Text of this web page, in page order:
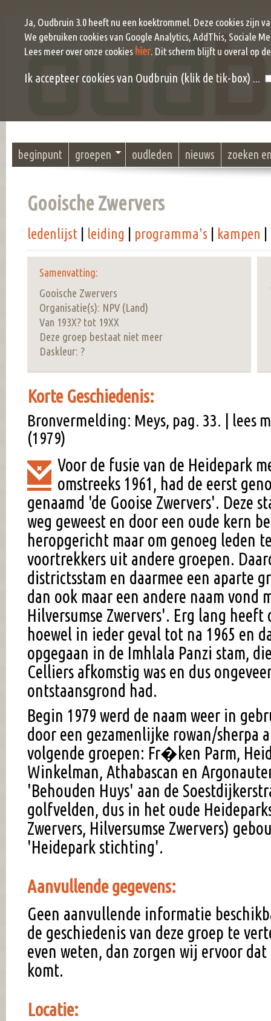
beginpunt groepen oudleden nieuws zoeken
Gooische Zwervers
ledenlijst leiding programma's kampen
Samenvatting:
Gooische Zwervers
Organisatie(s): NPV (Land)
Van 193X? tot 19XX
Deze groep bestaat niet meer
Daskleur: ?
Korte Geschiedenis:
Bronvermelding: Meys, pag. 33. | lees
(1979)
Voor de fusie van de Heidepark
omstreeks 1961, had de eerst
genaamd 'de Gooise Zwervers'. Deze
weg geweest en door een oude kern
heropgericht maar om genoeg leden
voortrekkers uit andere groepen.
districtsstam en daarmee een aparte
dan ook maar een andere naam vond
Hilversumse Zwervers'. Erg lang heeft
hoewel in ieder geval tot na 1965 en
opgegaan in de Imhlala Panzi stam,
Celliers afkomstig was en dus
ontstaansgrond had.
Begin 1979 werd de naam weer in
door een gezamenlijke rowan/sherpa
volgende groepen: Fr�ken Parm,
Winkelman, Athabascan en
'Behouden Huys' aan de
golfvelden, dus in het oude
Zwervers, Hilversumse Zwervers)
'Heidepark stichting'.
Aanvullende gegevens:
Geen aanvullende informatie
de geschiedenis van deze groep te
even weten, dan zorgen wij ervoor
komt.
Locatie:
Ja, Oudbruin 3.0 heeft nu een koektrommel. Deze cookies zijn
We gebruiken cookies van Google Analytics, AddThis, Sociale
Lees meer over onze cookies hier. Dit scherm blijft u overal op
Ik accepteer cookies van Oudbruin (klik de tik-box) ...